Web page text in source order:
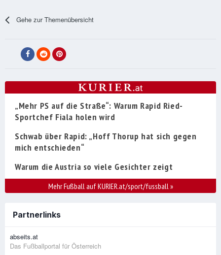
Gehe zur Themenübersicht
„Mehr PS auf die Straße“: Warum Rapid Ried-
Sportchef Fiala holen wird
Schwab über Rapid: „Hoff Thorup hat sich gegen
mich entschieden“
Warum die Austria so viele Gesichter zeigt
Mehr Fußball auf KURIER.at/sport/fussball»
Partnerlinks
abseits.at
Das Fußballportal für Österreich